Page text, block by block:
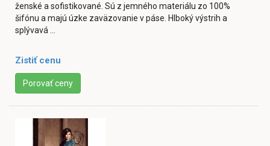
ženské a sofistikované. Sú z jemného materiálu zo 100%
šifónu a majú úzke zaväzovanie v páse. Hlboký výstrih a
splývavá ...
Zistiť cenu
Porovať ceny